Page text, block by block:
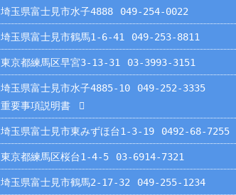
埼玉県富士見市水子4888 049-254-0022
埼玉県富士見市鶴馬1-6-41 049-253-8811
東京都練馬区早宮3-13-31 03-3993-3151
埼玉県富士見市水子4885-10
049-252-3335
重要事項説明書
埼玉県富士見市東みずほ台1-3-19 0492-68-7255
東京都練馬区桜台1-4-5 03-6914-7321
埼玉県富士見市鶴馬2-17-32 049-255-1234